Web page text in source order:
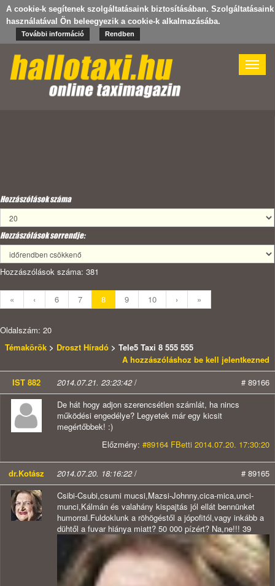
A cookie-k segítenek szolgáltatásaink biztosításában. Szolgáltatásaink
használatával Ön beleegyezik a cookie-k alkalmazásába.
További információ Rendben
Toggle
Hozzászólások száma
Hozzászólások sorrendje:
Hozzászólások száma: 381
« ‹ 6 7 8 9 10 › »
Oldalszám: 20
Témakörök > Droszt Híradó > Tele5 Taxi 8 555 555
A hozzászóláshoz be kell jelentkezned
IST 882
2014.07.21. 23:23:42/
# 89166
De hát hogy adjon szerencsétlen számlát, ha nincs
működési engedélye? Legyetek már egy kicsit
megértőbbek! :)
Előzmény: #89164 FBetti 2014.07.20. 17:30:20
dr.Kotász 2014.07.20. 18:16:22/
# 89165
Csibi-Csubi,csumi mucsi,Mazsi-Johnny,cica-mica,unci-
munci,Kálmán és valahány kispajtás jól ellát bennünket
humorral.Fuldoklunk a röhögéstől a jópofitól,vagy inkább a
dühtől a fuvar hiánya miatt? 50 000 pízért? Na,ne!!! 39